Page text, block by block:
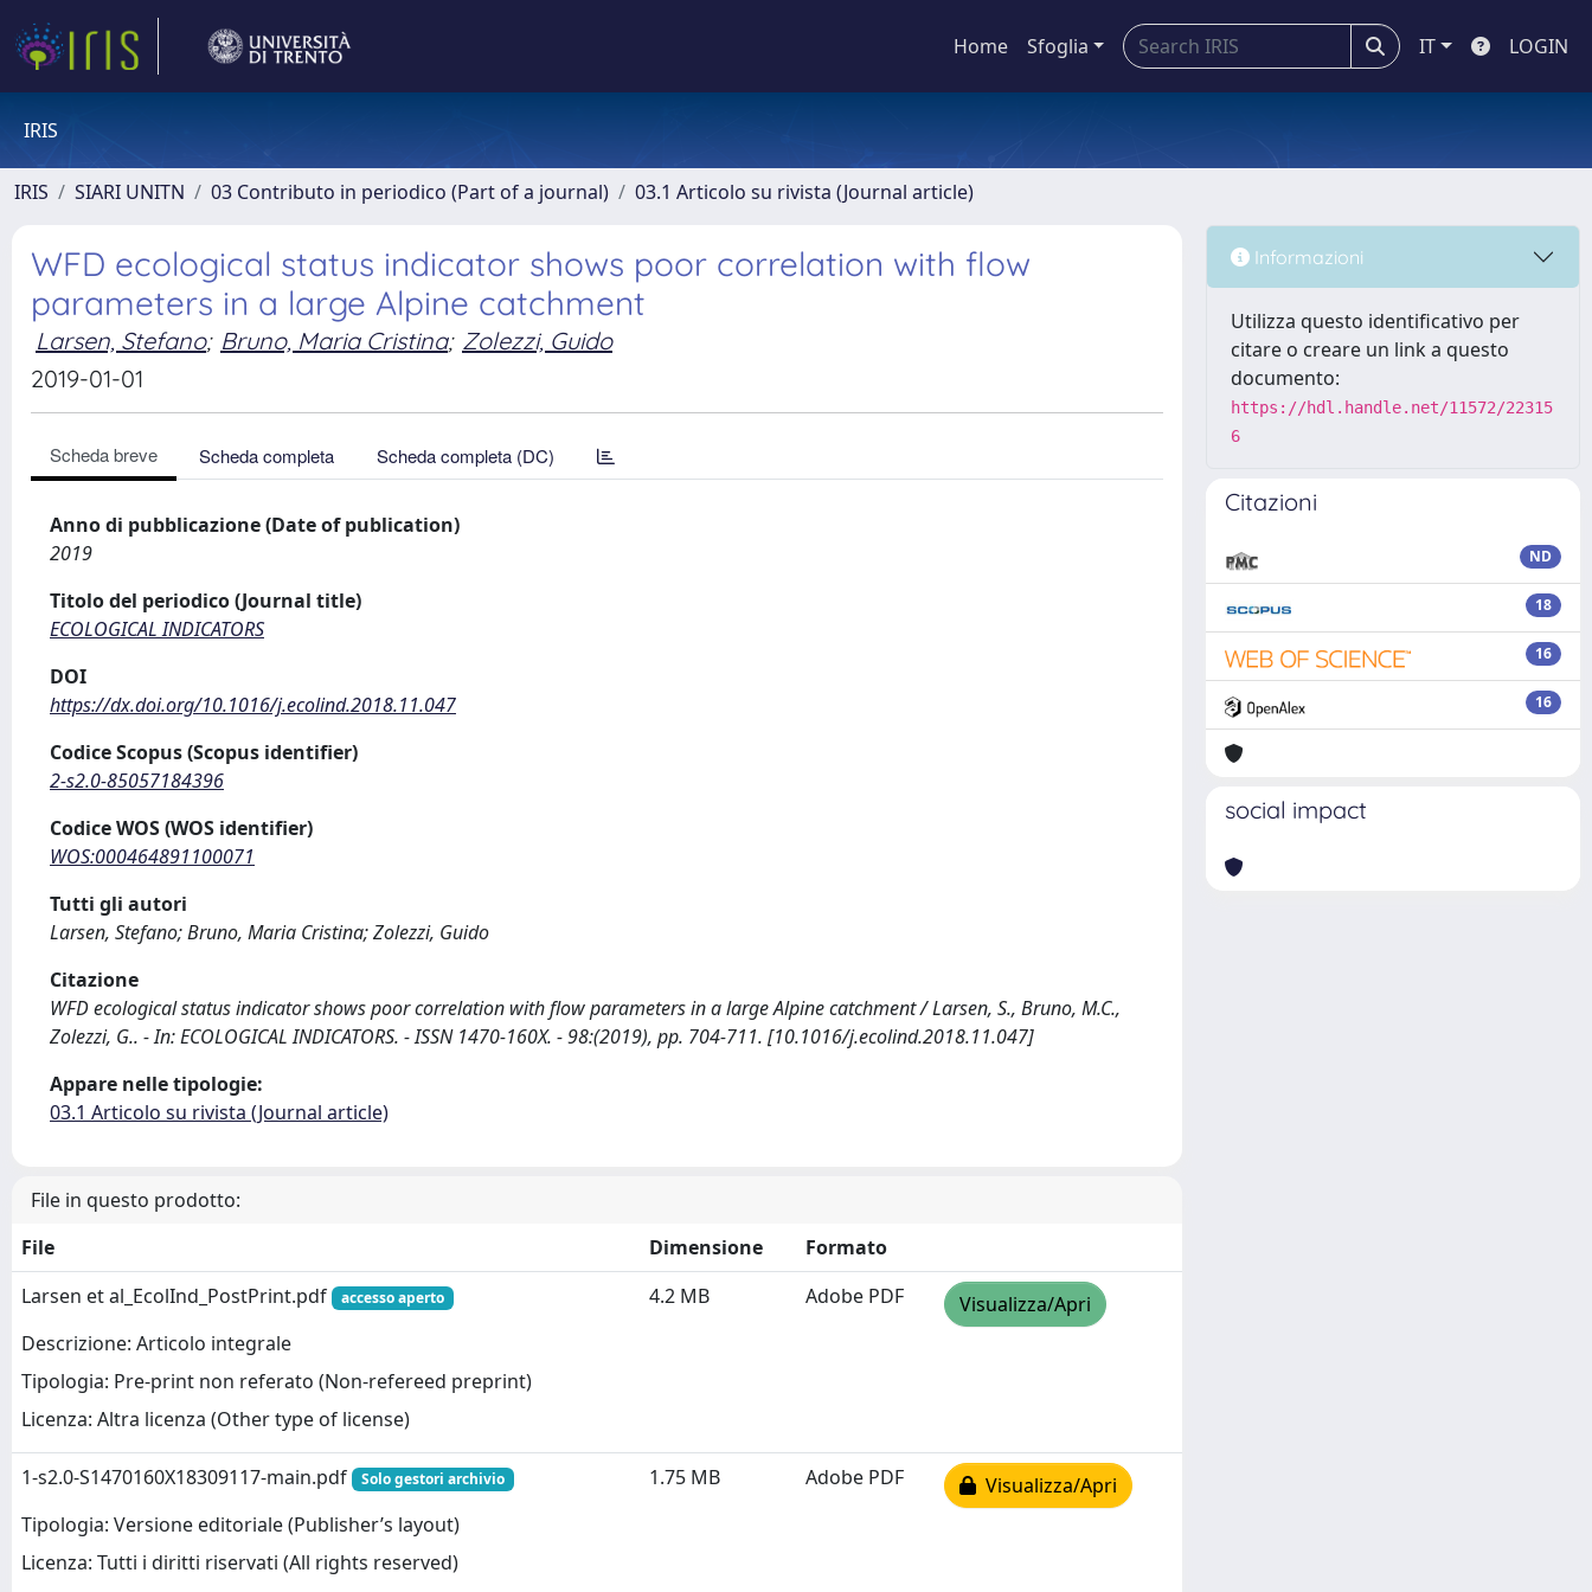
Home Sfoglia IT LOGIN
IRIS
IRIS SIARI UNITN 03 Contributo in periodico (Part of a journal) 03.1 Articolo su rivista (Journal article)
WFD ecological status indicator shows poor correlation with flow
parameters in a large Alpine catchment
Larsen, Stefano; Bruno, Maria Cristina; Zolezzi, Guido
2019-01-01
Scheda breve Scheda completa Scheda completa (DC)
Anno di pubblicazione (Date of publication)
2019
Titolo del periodico (Journal title)
ECOLOGICAL INDICATORS
DOI
https://dx.doi.org/10.1016/j.ecolind.2018.11.047
Codice Scopus (Scopus identifier)
2-s2.0-85057184396
Codice WOS (WOS identifier)
WOS:000464891100071
Tutti gli autori
Larsen, Stefano; Bruno, Maria Cristina; Zolezzi, Guido
Citazione
WFD ecological status indicator shows poor correlation with flow parameters in a large Alpine catchment / Larsen, S., Bruno, M.C.,
Zolezzi, G.. - In: ECOLOGICAL INDICATORS. - ISSN 1470-160X. - 98:(2019), pp. 704-711. [10.1016/j.ecolind.2018.11.047]
Appare nelle tipologie:
03.1 Articolo su rivista (Journal article)
File in questo prodotto:
File
Dimensione
Formato
Larsen et al_EcolInd_PostPrint.pdf
accesso aperto
Descrizione: Articolo integrale
Tipologia: Pre-print non referato (Non-refereed preprint)
Licenza: Altra licenza (Other type of license)
4.2 MB Adobe PDF Visualizza/Apri
1-s2.0-S1470160X18309117-main.pdf Solo gestori archivio
Tipologia: Versione editoriale (Publisher’s layout)
Licenza: Tutti i diritti riservati (All rights reserved)
1.75 MB Adobe PDF Visualizza/Apri
Informazioni
Utilizza questo identificativo per
citare o creare un link a questo
documento:
https://hdl.handle.net/11572/22315
6
Citazioni
ND
18
16
16
social impact